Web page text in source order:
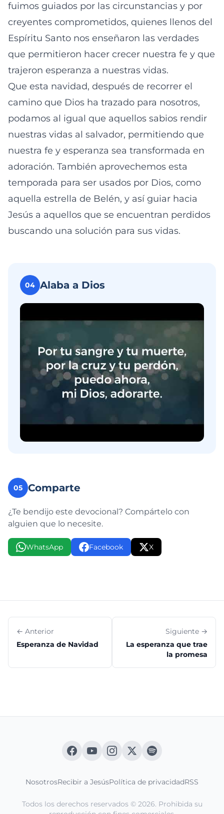
fuimos guiados por las circunstancias y por
creyentes comprometidos, quienes llenos del
Espíritu Santo nos enseñaron las verdades
que permitieron hacer crecer nuestra fe y que
trajeron esperanza a nuestras vidas.
Que esta navidad, después de recorrer el
camino que Dios ha trazado para nosotros,
podamos al igual que aquellos sabios rendir
nuestras vidas al salvador, permitiendo que
nuestra fe y esperanza sea transformada en
adoración. También aprovechemos esta
temporada para ser usados por Dios, como
aquella estrella de Belén, y así guiar hacia
Jesús a aquellos que se encuentran perdidos
buscando una solución para sus vidas.
04 Alaba a Dios
05 Comparte
¿Te bendijo este devocional? Compártelo con
alguien que lo necesite.
WhatsApp Facebook X
← Anterior
Esperanza de Navidad
Siguiente →
La esperanza que trae
la promesa
NosotrosRecibir a JesúsPolítica de privacidadRSS
Todos los derechos reservados © 2026. Prohibida su